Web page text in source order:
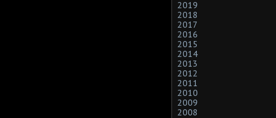
2019
2018
2017
2016
2015
2014
2013
2012
2011
2010
2009
2008